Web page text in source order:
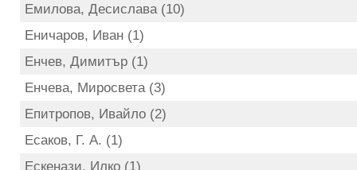
Емилова, Десислава (10)
Еничаров, Иван (1)
Енчев, Димитър (1)
Енчева, Миросвета (3)
Епитропов, Ивайло (2)
Есаков, Г. А. (1)
Ескенази, Илко (1)